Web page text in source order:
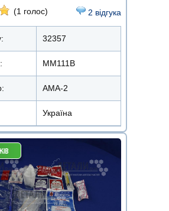
(1 голос) 2 відгука
32357
ММ111В
АМА-2
Україна